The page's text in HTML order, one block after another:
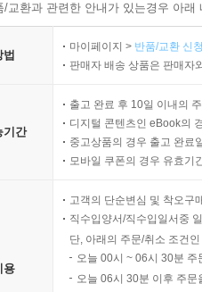
교환과 관련한 안내가 있는경우 아
마이페이지 > 반품/교환 신
판매자 배송 상품은 판매자
기간
출고 완료 후 10일 이내의
디지털 콘텐츠인 eBook의
중고상품의 경우 출고 완료
모바일 쿠폰의 경우 유효기
용
고객의 단순변심 및 착오구
직수입양서/직수입일서중
단, 아래의 주문/취소 조건
오늘 00시 ~ 06시 30분
오늘 06시 30분 이후 주